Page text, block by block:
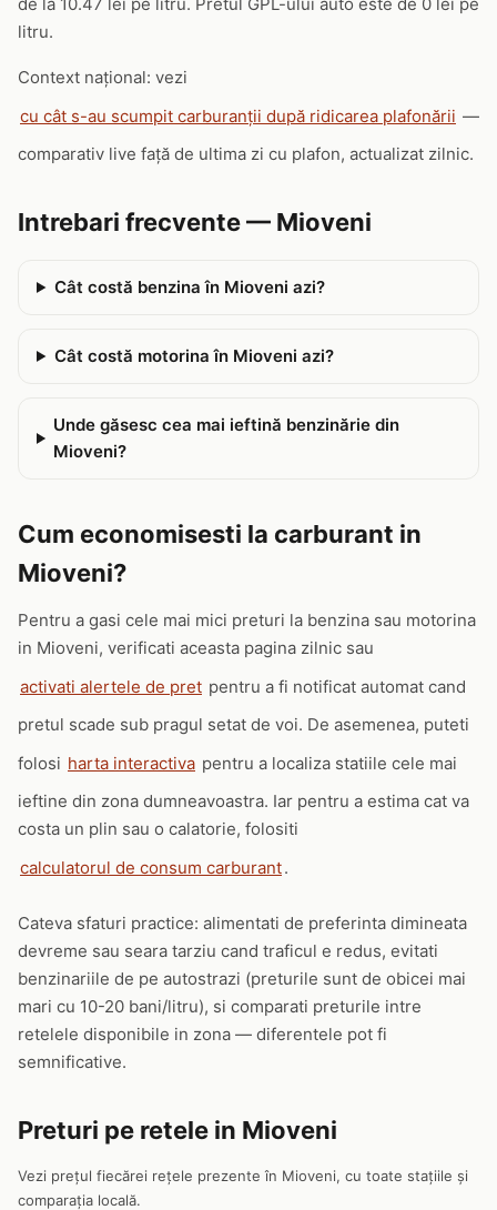
litru.
Context național: vezi
cu cât s-au scumpit carburanții după ridicarea plafonării —
comparativ live față de ultima zi cu plafon, actualizat zilnic.
Intrebari frecvente — Mioveni
Cât costă benzina în Mioveni azi?
Cât costă motorina în Mioveni azi?
Unde găsesc cea mai ieftină benzinărie din
Mioveni?
Cum economisesti la carburant in
Mioveni?
Pentru a gasi cele mai mici preturi la benzina sau motorina
in Mioveni, verificati aceasta pagina zilnic sau
activati alertele de pret pentru a fi notificat automat cand
pretul scade sub pragul setat de voi. De asemenea, puteti
folosi harta interactiva pentru a localiza statiile cele mai
ieftine din zona dumneavoastra. Iar pentru a estima cat va
costa un plin sau o calatorie, folositi
calculatorul de consum carburant.
Cateva sfaturi practice: alimentati de preferinta dimineata
devreme sau seara tarziu cand traficul e redus, evitati
benzinariile de pe autostrazi (preturile sunt de obicei mai
mari cu 10-20 bani/litru), si comparati preturile intre
retelele disponibile in zona — diferentele pot fi
semnificative.
Preturi pe retele in Mioveni
Vezi prețul fiecărei rețele prezente în Mioveni, cu toate stațiile și
comparația locală.